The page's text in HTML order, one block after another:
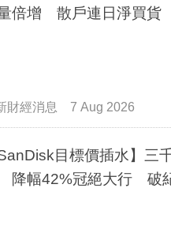
倍增 散戶連日淨買貨
財經消息 7 Aug 2026
SanDisk目標價插水】三
幅42%冠絕大行 破